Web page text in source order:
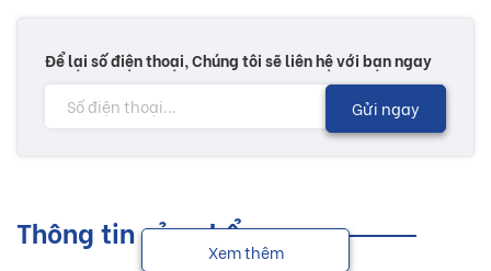
Để lại số điện thoại, Chúng tôi sẽ liên hệ với bạn ngay
Gửi ngay
Thông tin sản phẩm
Xem thêm